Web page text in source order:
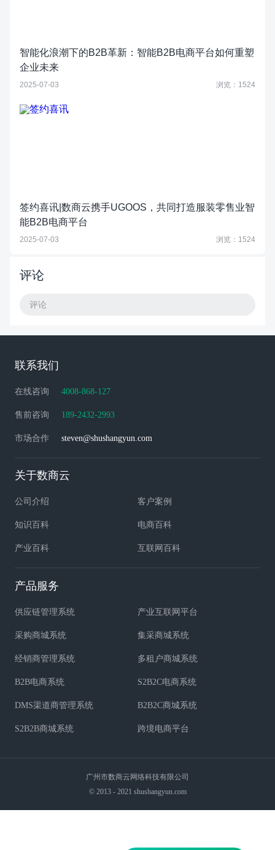
智能化浪潮下的B2B革新：智能B2B电商平台如何重塑
企业未来
2025-07-03 浏览：1524
签约喜讯|数商云携手UGOOS，共同打造服装零售业智
能B2B电商平台
2025-07-03 浏览：1524
评论
评论
联系我们
在线咨询 4008-868-127
售前咨询 189-2432-2993
市场合作 steven@shushangyun.com
关于数商云
公司介绍 客户案例
知识百科 电商百科
产业百科 互联网百科
产品服务
供应链管理系统 产业互联网平台
采购商城系统 集采商城系统
经销商管理系统 多租户商城系统
B2B电商系统 S2B2C电商系统
DMS渠道商管理系统 B2B2C商城系统
S2B2B商城系统 跨境电商平台
广州市数商云网络科技有限公司
© 2013 - 2021 shushangyun.com